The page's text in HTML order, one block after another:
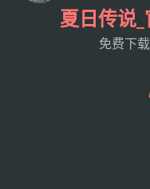
夏日传说
免费下